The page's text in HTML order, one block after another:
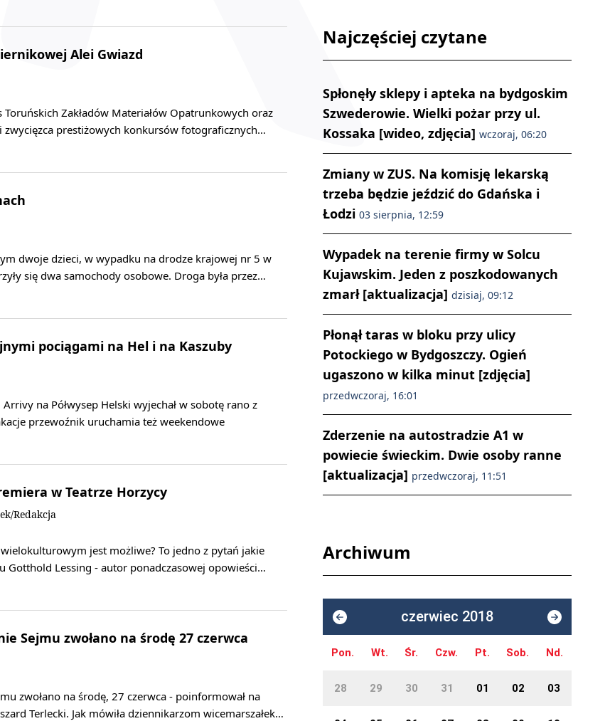
Alei Gwiazd
Toruńskich Zakładów Materiałów Opatrunkowych oraz
prestiżowych konkursów fotograficznych…
dwoje dzieci, w wypadku na drodze krajowej nr 5 w
się dwa samochody osobowe. Droga była przez…
pociągami na Hel i na Kaszuby
na Półwysep Helski wyjechał w sobotę rano z
przewoźnik uruchamia też weekendowe
w Teatrze Horzycy
Redakcja
wielokulturowym jest możliwe? To jedno z pytań jakie
Gotthold Lessing - autor ponadczasowej opowieści…
Sejmu zwołano na środę 27 czerwca
zwołano na środę, 27 czerwca - poinformował na
Terlecki. Jak mówiła dziennikarzom wicemarszałek…
Najczęściej czytane
Spłonęły sklepy i apteka na bydgoskim
Szwederowie. Wielki pożar przy ul.
Kossaka [wideo, zdjęcia] wczoraj, 06:20
Zmiany w ZUS. Na komisję lekarską
trzeba będzie jeździć do Gdańska i
Łodzi 03 sierpnia, 12:59
Wypadek na terenie firmy w Solcu
Kujawskim. Jeden z poszkodowanych
zmarł [aktualizacja] dzisiaj, 09:12
Płonął taras w bloku przy ulicy
Potockiego w Bydgoszczy. Ogień
ugaszono w kilka minut [zdjęcia]
przedwczoraj, 16:01
Zderzenie na autostradzie A1 w
powiecie świeckim. Dwie osoby ranne
[aktualizacja] przedwczoraj, 11:51
Archiwum
czerwiec 2018
Pon. Wt. Śr. Czw. Pt. Sob. Nd.
28 29 30 31 01 02 03